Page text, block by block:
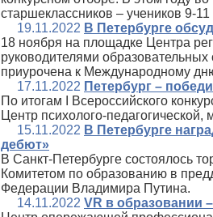
старшеклассников – учеников 9-11
19.11.2022 В Петербурге
18 ноября на площадке Центра
руководителями
приурочена к Международному
17.11.2022 Петербург –
По итогам I Всероссийского
Центр психолого-
15.11.2022 В Петербурге
дебют»
В Санкт‑Петербурге состоялось
Комитетом по образованию в
Федерации Владимира Путина.
14.11.2022 VR в образовании